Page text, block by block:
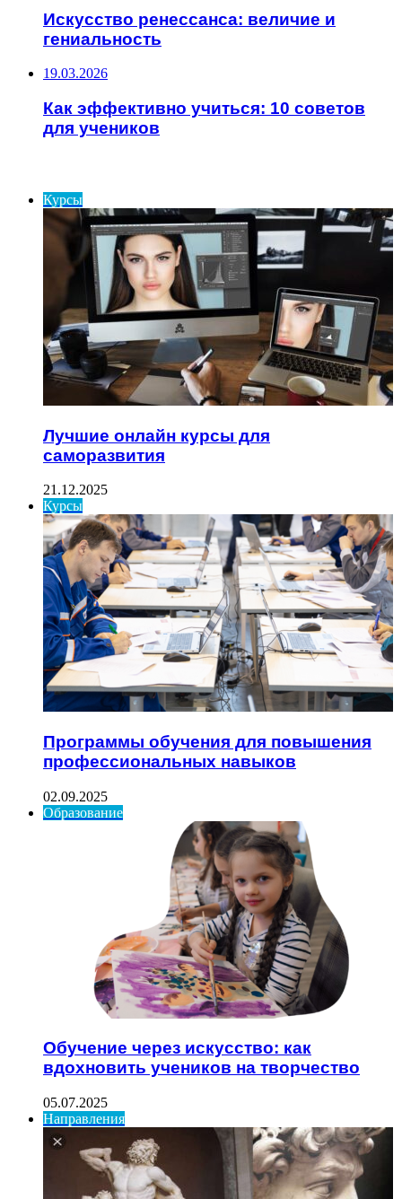
Искусство ренессанса: величие и
гениальность
19.03.2026
Как эффективно учиться: 10 советов
для учеников
Курсы
Лучшие онлайн курсы для
саморазвития
21.12.2025
Курсы
Программы обучения для повышения
профессиональных навыков
02.09.2025
Образование
Обучение через искусство: как
вдохновить учеников на творчество
05.07.2025
Направления